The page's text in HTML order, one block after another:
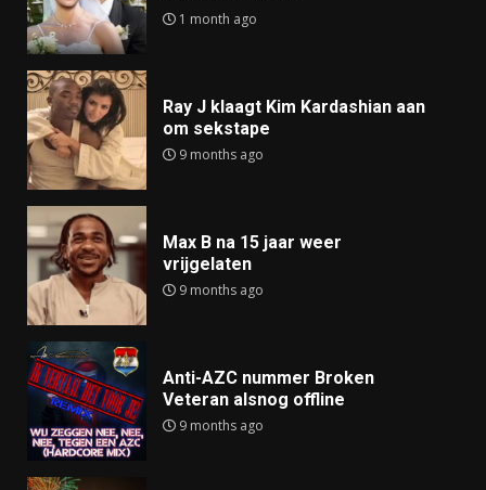
1 month ago
Ray J klaagt Kim Kardashian aan
om sekstape
9 months ago
Max B na 15 jaar weer
vrijgelaten
9 months ago
Anti-AZC nummer Broken
Veteran alsnog offline
9 months ago